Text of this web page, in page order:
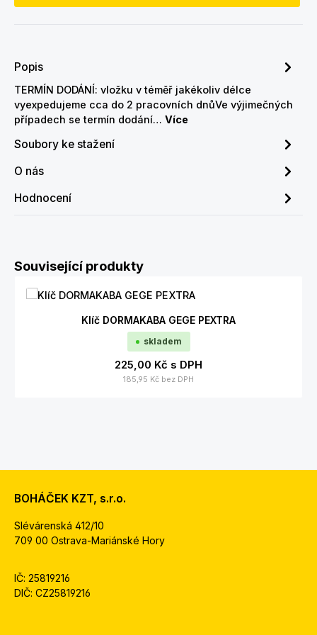
Popis
TERMÍN DODÁNÍ: vložku v téměř jakékoliv délce
vyexpedujeme cca do 2 pracovních dnůVe výjimečných
případech se termín dodání… Více
Soubory ke stažení
O nás
Hodnocení
Přeskočit galerii produktů
Související produkty
Průměrné hodnocení 5 z 5 hvězd
Klíč DORMAKABA GEGE PEXTRA
skladem
225,00 Kč s DPH
185,95 Kč bez DPH
BOHÁČEK KZT, s.r.o.
Slévárenská 412/10
709 00 Ostrava-Mariánské Hory
IČ: 25819216
DIČ: CZ25819216